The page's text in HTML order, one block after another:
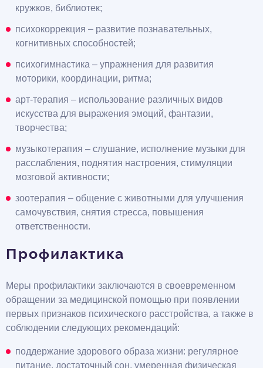
кружков, библиотек;
психокоррекция – развитие познавательных,
когнитивных способностей;
психогимнастика – упражнения для развития
моторики, координации, ритма;
арт-терапия – использование различных видов
искусства для выражения эмоций, фантазии,
творчества;
музыкотерапия – слушание, исполнение музыки для
расслабления, поднятия настроения, стимуляции
мозговой активности;
зоотерапия – общение с животными для улучшения
самочувствия, снятия стресса, повышения
ответственности.
Профилактика
Меры профилактики заключаются в своевременном
обращении за медицинской помощью при появлении
первых признаков психического расстройства, а также в
соблюдении следующих рекомендаций:
поддержание здорового образа жизни: регулярное
питание, достаточный сон, умеренная физическая